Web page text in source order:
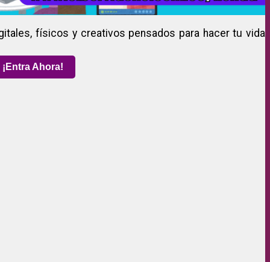
físicos y creativos pensados para hacer tu vida
¡Entra Ahora!